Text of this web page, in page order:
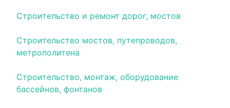
Строительство и ремонт дорог, мостов
Строительство мостов, путепроводов,
метрополитена
Строительство, монтаж, оборудование
бассейнов, фонтанов